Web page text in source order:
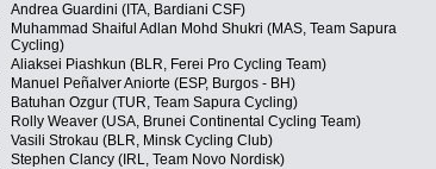
Andrea Guardini (ITA, Bardiani CSF)
Muhammad Shaiful Adlan Mohd Shukri (MAS, Team Sapura
Cycling)
Aliaksei Piashkun (BLR, Ferei Pro Cycling Team)
Manuel Peñalver Aniorte (ESP, Burgos - BH)
Batuhan Ozgur (TUR, Team Sapura Cycling)
Rolly Weaver (USA, Brunei Continental Cycling Team)
Vasili Strokau (BLR, Minsk Cycling Club)
Stephen Clancy (IRL, Team Novo Nordisk)